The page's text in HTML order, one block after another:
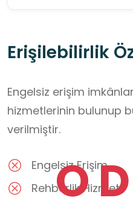
OD
Erişilebilirlik
Engelsiz erişim
hizmetlerinin bulunup
verilmiştir.
Engelsiz Erişim
Rehberlik Hizmeti